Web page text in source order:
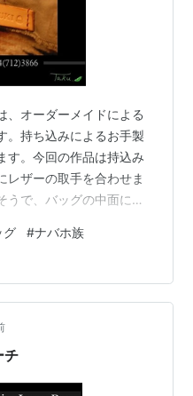
、オーダーメイドによる
。持ち込みによるお手製
す。今回の作品は持込み
レザーの取手を合わせま
うで、バッグの中面には
バス生地（墨染め）縫
手織 革工房Taku (Kyoto)
leathertaku Tel 080-
taku.com…
グ #ナバホ族
チ